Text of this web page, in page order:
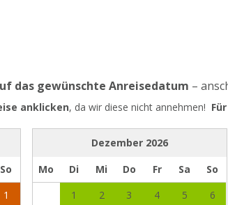
das gewünschte Anreisedatum –
anklicken, da wir diese nicht annehmen!
So
1
Dezember 2026
Mo
Di Mi Do Fr Sa
So
1
2 3 4 5
6